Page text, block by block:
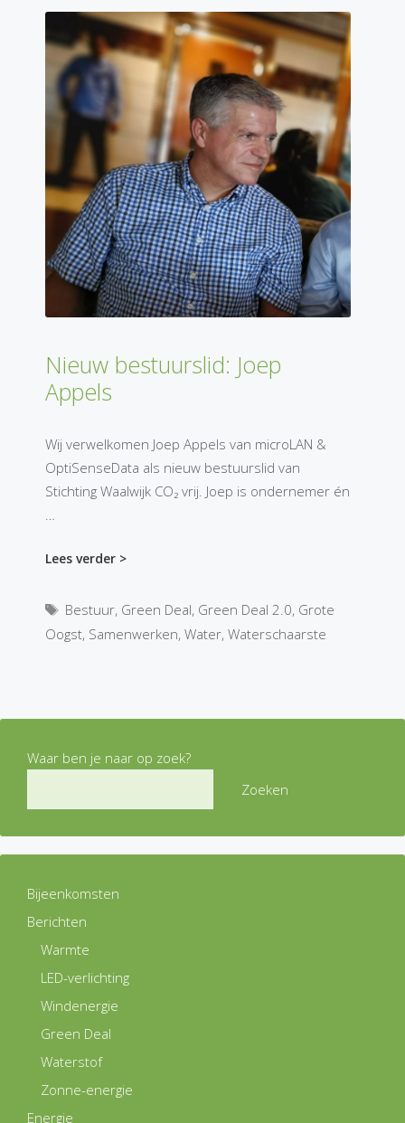
Nieuw bestuurslid: Joep
Appels
Wij verwelkomen Joep Appels van microLAN &
OptiSenseData als nieuw bestuurslid van
Stichting Waalwijk CO₂ vrij. Joep is ondernemer én
…
Lees verder >
Tags
Bestuur, Green Deal, Green Deal 2.0, Grote
Oogst, Samenwerken, Water, Waterschaarste
Waar ben je naar op zoek?
Zoeken
Bijeenkomsten
Berichten
Warmte
LED-verlichting
Windenergie
Green Deal
Waterstof
Zonne-energie
Energie